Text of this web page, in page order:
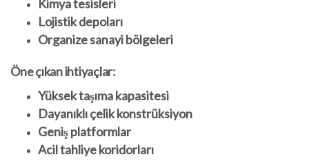
Kimya tesisleri
Lojistik depoları
Organize sanayi bölgeleri
Öne çıkan ihtiyaçlar:
Yüksek taşıma kapasitesi
Dayanıklı çelik konstrüksiyon
Geniş platformlar
Acil tahliye koridorları